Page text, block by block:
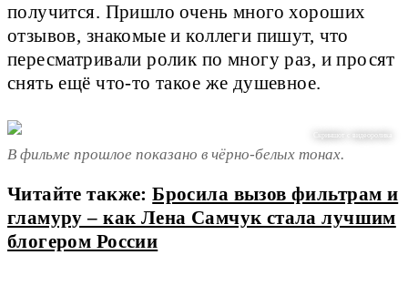
получится. Пришло очень много хороших
отзывов, знакомые и коллеги пишут, что
пересматривали ролик по многу раз, и просят
снять ещё что-то такое же душевное.
Скриншот с видеоролика
В фильме прошлое показано в чёрно-белых тонах.
Читайте также:Бросила вызов фильтрам и
гламуру – как Лена Самчук стала лучшим
блогером России